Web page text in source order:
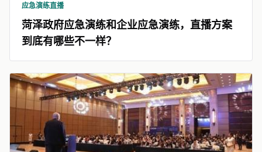
应急演练直播
菏泽政府应急演练和企业应急演练，直播方案
到底有哪些不一样？